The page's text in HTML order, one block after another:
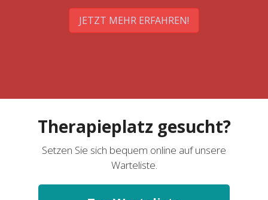
JETZT MEHR ERFAHREN!
Therapieplatz gesucht?
Setzen Sie sich bequem online auf unsere
Warteliste.